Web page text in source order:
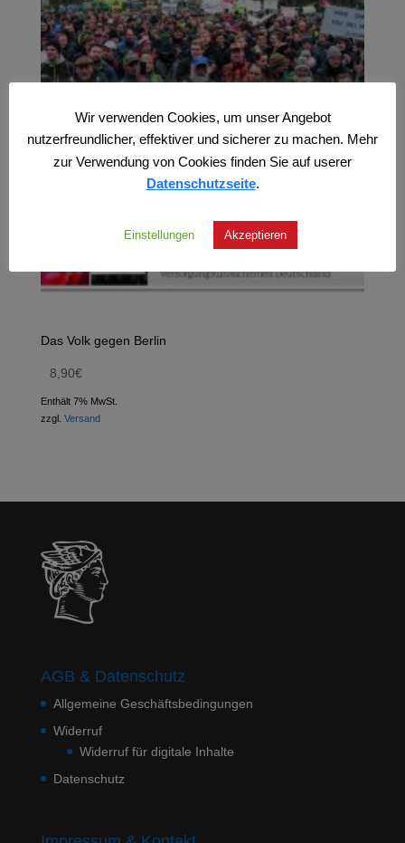
Das Volk gegen Berlin
8,90€
Enthält 7% MwSt.
zzgl. Versand
AGB & Datenschutz
Allgemeine Geschäftsbedingungen
Widerruf
Widerruf für digitale Inhalte
Datenschutz
Wir verwenden Cookies, um unser Angebot
nutzerfreundlicher, effektiver und sicherer zu machen. Mehr
zur Verwendung von Cookies finden Sie auf userer
Datenschutzseite.
Einstellungen Akzeptieren